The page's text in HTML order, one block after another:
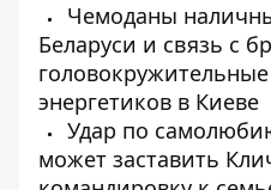
Чемоданы
Беларуси и связь с
энергетиков в Киеве
Удар по
может заставить